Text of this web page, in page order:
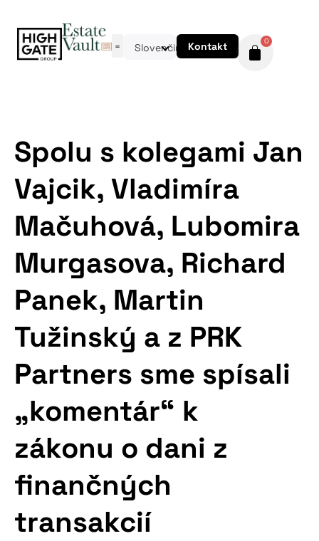
Slovenčina Kontakt 0
Spolu s kolegami Jan
Vajcik, Vladimíra
Mačuhová, Lubomira
Murgasova, Richard
Panek, Martin
Tužinský a z PRK
Partners sme spísali
„komentár“ k
zákonu o dani z
finančných
transakcií